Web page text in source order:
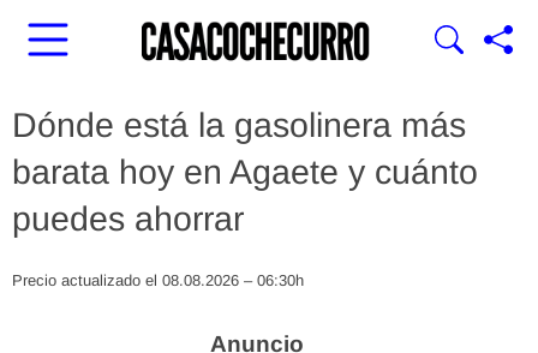
Dónde está la gasolinera más
barata hoy en Agaete y cuánto
puedes ahorrar
Precio actualizado el 08.08.2026 – 06:30h